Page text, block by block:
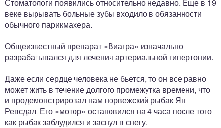
Стоматологи появились относительно недавно. Еще в 19
веке вырывать больные зубы входило в обязанности
обычного парикмахера.
Общеизвестный препарат «Виагра» изначально
разрабатывался для лечения артериальной гипертонии.
Даже если сердце человека не бьется, то он все равно
может жить в течение долгого промежутка времени, что
и продемонстрировал нам норвежский рыбак Ян
Ревсдал. Его «мотор» остановился на 4 часа после того
как рыбак заблудился и заснул в снегу.